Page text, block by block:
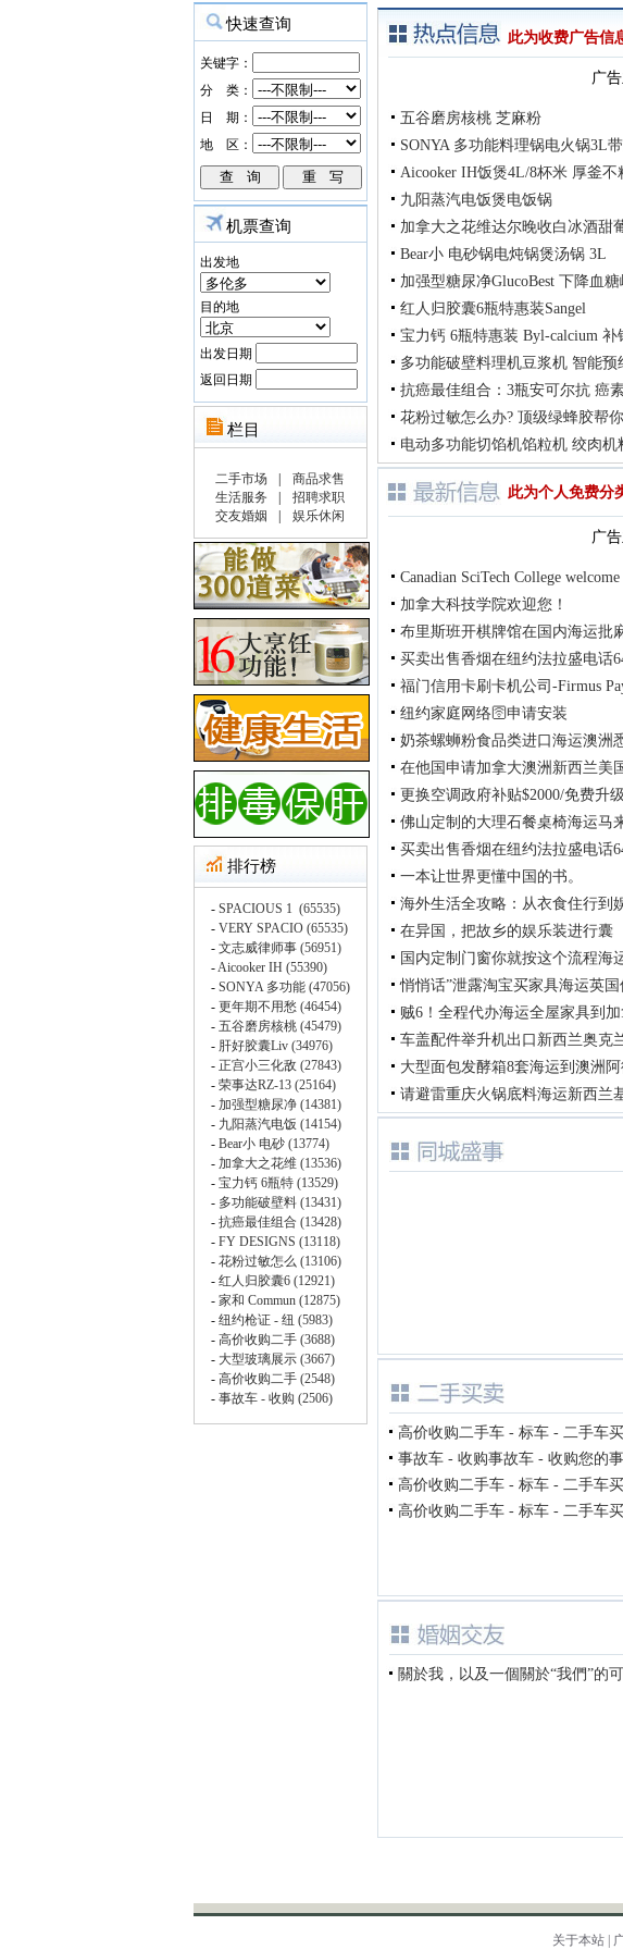
机票查询
出发地
目的地
出发日期
返回日期
此为收费广告信
广
五谷磨房核桃 芝麻粉
SONYA 多功能料理锅电火锅3L
Aicooker IH饭煲4L/8杯米 厚釜
九阳蒸汽电饭煲电饭锅
加拿大之花维达尔晚收白冰酒甜
Bear小 电砂锅电炖锅煲汤锅 3L
加强型糖尿净GlucoBest 下降血糖
红人归胶囊6瓶特惠装Sangel
宝力钙 6瓶特惠装 Byl-calcium 补
多功能破壁料理机豆浆机 智能预
抗癌最佳组合：3瓶安可尔抗 癌
花粉过敏怎么办? 顶级绿蜂胶帮
电动多功能切馅机馅粒机 绞肉机
此为个人免费分
广
Canadian SciTech College
加拿大科技学院欢迎您！
布里斯班开棋牌馆在国内海运批
买卖出售香烟在纽约法拉盛电话
福门信用卡刷卡机公司-Firmus
纽约家庭网络🛜申请安装
奶茶螺蛳粉食品类进口海运澳洲
在他国申请加拿大澳洲新西兰美
更换空调政府补贴$2000/免费升
佛山定制的大理石餐桌椅海运马
买卖出售香烟在纽约法拉盛电话
一本让世界更懂中国的书。
海外生活全攻略：从衣食住行到
在异国，把故乡的娱乐装进行囊
国内定制门窗你就按这个流程海
悄悄话”泄露淘宝买家具海运英
贼6！全程代办海运全屋家具到
车盖配件举升机出口新西兰奥克
大型面包发酵箱8套海运到澳洲
请避雷重庆火锅底料海运新西兰
高价收购二手车 - 标车 - 二手车
事故车 - 收购事故车 - 收购您的
高价收购二手车 - 标车 - 二手车
高价收购二手车 - 标车 - 二手车
關於我，以及一個關於“我們”的
关于本站